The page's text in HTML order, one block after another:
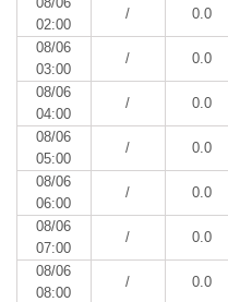
02:00
/ 0.0
08/06
03:00
/ 0.0
08/06
04:00
/ 0.0
08/06
05:00
/ 0.0
08/06
06:00
/ 0.0
08/06
07:00
/ 0.0
08/06
08:00
/ 0.0